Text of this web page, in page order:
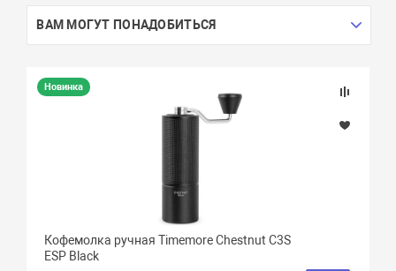
ВАМ МОГУТ ПОНАДОБИТЬСЯ
Новинка
Кофемолка ручная Timemore Chestnut C3S
ESP Black